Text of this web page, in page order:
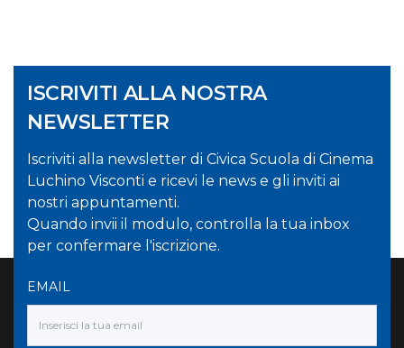
ISCRIVITI ALLA NOSTRA
NEWSLETTER
Iscriviti alla newsletter di Civica Scuola di Cinema
Luchino Visconti e ricevi le news e gli inviti ai
nostri appuntamenti.
Quando invii il modulo, controlla la tua inbox
per confermare l'iscrizione.
EMAIL